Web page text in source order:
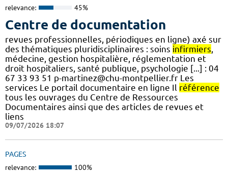
relevance: 45%
Centre de documentation
revues professionnelles, périodiques en ligne) axé sur
des thématiques pluridisciplinaires : soins infirmiers
médecine, gestion hospitalière, réglementation et
droit hospitaliers, santé publique, psychologie [...] : 04
67 33 93 51 p-martinez@chu-montpellier.fr Les
services Le portail documentaire en ligne Il référence
tous les ouvrages du Centre de Ressources
Documentaires ainsi que des articles de revues et
liens
09/07/2026 18:07
PAGES
relevance: 100%